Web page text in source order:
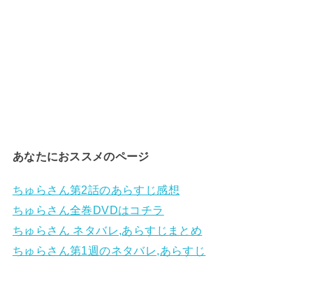
あなたにおススメのページ
ちゅらさん第2話のあらすじ感想
ちゅらさん全巻DVDはコチラ
ちゅらさん ネタバレ,あらすじまとめ
ちゅらさん第1週のネタバレ,あらすじ